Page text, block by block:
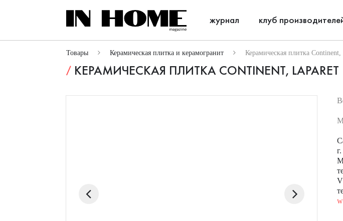
журнал клуб
Товары Керамическая плитка и керамогранит Керамическая плитка
КЕРАМИЧЕСКАЯ ПЛИТКА CONTINENT, LAPARET